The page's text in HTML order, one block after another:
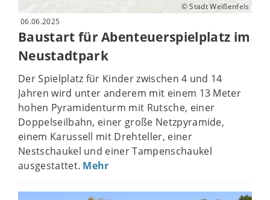
© Stadt Weißenfels
06.06.2025
Baustart für Abenteuerspielplatz im
Neustadtpark
Der Spielplatz für Kinder zwischen 4 und 14
Jahren wird unter anderem mit einem 13 Meter
hohen Pyramidenturm mit Rutsche, einer
Doppelseilbahn, einer große Netzpyramide,
einem Karussell mit Drehteller, einer
Nestschaukel und einer Tampenschaukel
ausgestattet. Mehr